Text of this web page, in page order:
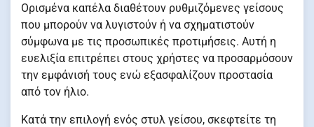
Ορισμένα καπέλα διαθέτουν ρυθμιζόμενες γείσους
που μπορούν να λυγιστούν ή να σχηματιστούν
σύμφωνα με τις προσωπικές προτιμήσεις. Αυτή η
ευελιξία επιτρέπει στους χρήστες να προσαρμόσουν
την εμφάνισή τους ενώ εξασφαλίζουν προστασία
από τον ήλιο.
Κατά την επιλογή ενός στυλ γείσου, σκεφτείτε τη